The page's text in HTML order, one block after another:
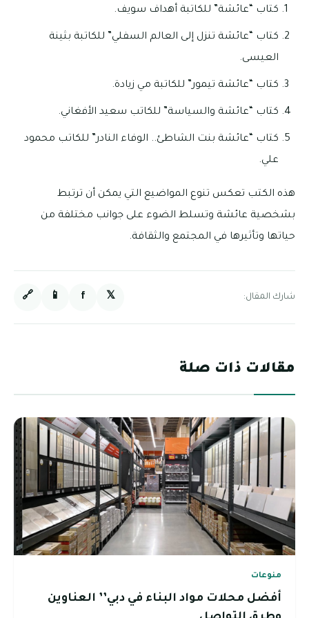
كتاب “عائشة” للكاتبة أهداف سويف.
كتاب “عائشة تنزل إلى العالم السفلي” للكاتبة بثينة
العيسى.
كتاب “عائشة تيمور” للكاتبة مي زيادة.
كتاب “عائشة والسياسة” للكاتب سعيد الأفغاني.
كتاب “عائشة بنت الشاطئ.. الوفاء النادر” للكاتب محمود
علي.
هذه الكتب تعكس تنوع المواضيع التي يمكن أن ترتبط
بشخصية عائشة وتسلط الضوء على جوانب مختلفة من
حياتها وتأثيرها في المجتمع والثقافة.
شارك المقال: 𝕏
f
📱
🔗
مقالات ذات صلة
منوعات
أفضل محلات مواد البناء في دبي’’ العناوين